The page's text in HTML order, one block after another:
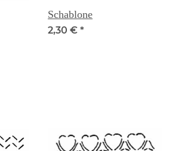
Schablone
2,30 € *